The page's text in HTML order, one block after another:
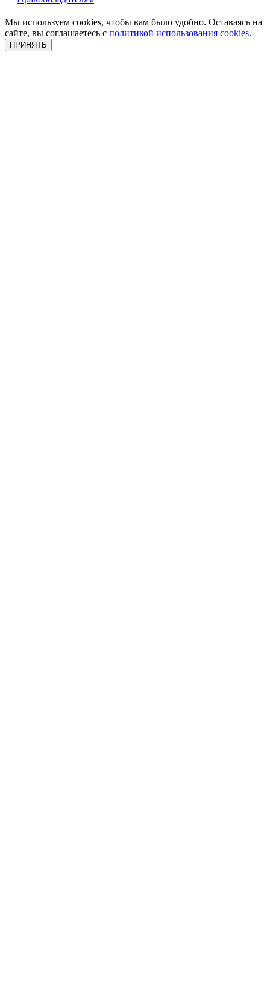
Мы используем cookies, чтобы вам было удобно. Оставаясь на
сайте, вы соглашаетесь с политикой использования cookies.
ПРИНЯТЬ